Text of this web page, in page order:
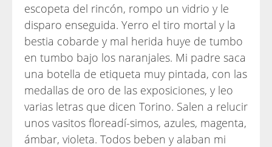
escopeta del rincón, rompo un vidrio y le
disparo enseguida. Yerro el tiro mortal y la
bestia cobarde y mal herida huye de tumbo
en tumbo bajo los naranjales. Mi padre saca
una botella de etiqueta muy pintada, con las
medallas de oro de las exposiciones, y leo
varias letras que dicen Torino. Salen a relucir
unos vasitos floreadí-simos, azules, magenta,
ámbar, violeta. Todos beben y alaban mi